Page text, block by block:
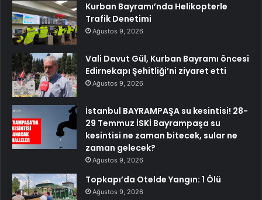
Kurban Bayramı’nda Helikopterle
Trafik Denetimi
Ağustos 9, 2026
Vali Davut Gül, Kurban Bayramı öncesi
Edirnekapı Şehitliği’ni ziyaret etti
Ağustos 9, 2026
İstanbul BAYRAMPAŞA su kesintisi! 28-
29 Temmuz İSKİ Bayrampaşa su
kesintisi ne zaman bitecek, sular ne
zaman gelecek?
Ağustos 9, 2026
Topkapı’da Otelde Yangın: 1 Ölü
Ağustos 9, 2026